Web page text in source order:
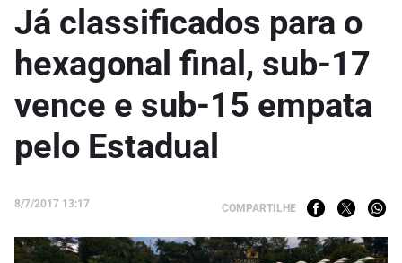
Já classificados para o
hexagonal final, sub-17
vence e sub-15 empata
pelo Estadual
8/7/2017 13:17 COMPARTILHE